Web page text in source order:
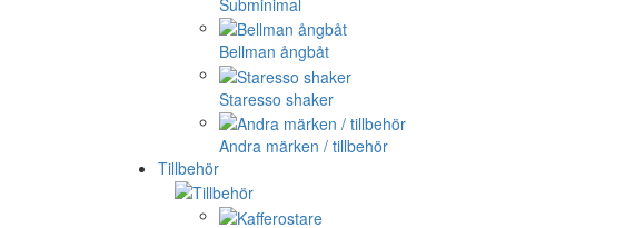
Subminimal
Bellman ångbåt
Staresso shaker
Andra märken / tillbehör
Tillbehör